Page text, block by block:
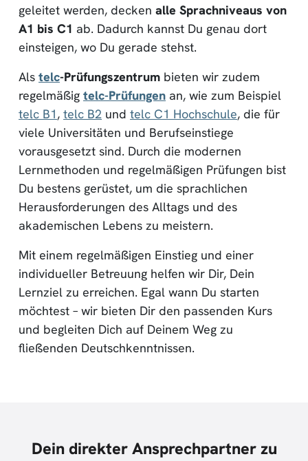
geleitet werden, decken alle Sprachniveaus von
A1 bis C1 ab. Dadurch kannst Du genau dort
einsteigen, wo Du gerade stehst.
Als telc-Prüfungszentrum bieten wir zudem
regelmäßig telc-Prüfungen an, wie zum Beispiel
telc B1, telc B2 und telc C1 Hochschule, die für
viele Universitäten und Berufseinstiege
vorausgesetzt sind. Durch die modernen
Lernmethoden und regelmäßigen Prüfungen bist
Du bestens gerüstet, um die sprachlichen
Herausforderungen des Alltags und des
akademischen Lebens zu meistern.
Mit einem regelmäßigen Einstieg und einer
individueller Betreuung helfen wir Dir, Dein
Lernziel zu erreichen. Egal wann Du starten
möchtest – wir bieten Dir den passenden Kurs
und begleiten Dich auf Deinem Weg zu
fließenden Deutschkenntnissen.
Dein direkter Ansprechpartner zu